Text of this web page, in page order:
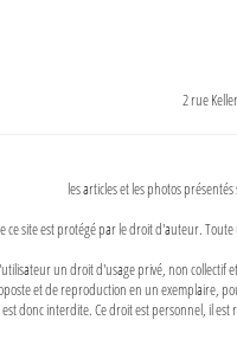
2 rue
les articles et les photos
ce site est protégé par le droit d'auteur.
un droit d'usage privé, non
et de reproduction en un exemplaire,
donc interdite. Ce droit est personnel, il